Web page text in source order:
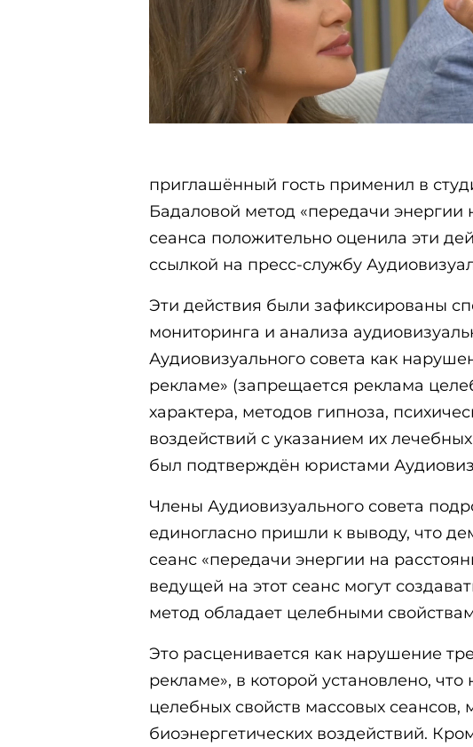
приглашённый гость применил в
Бадаловой метод «передачи энергии
сеанса положительно оценила эти
ссылкой на пресс-службу
Эти действия были зафиксированы
мониторинга и анализа
Аудиовизуального совета как
рекламе» (запрещается реклама
характера, методов гипноза,
воздействий с указанием их
был подтверждён юристами
Члены Аудиовизуального совета
единогласно пришли к выводу, что
сеанс «передачи энергии на
ведущей на этот сеанс могут
метод обладает целебными
Это расценивается как нарушение
рекламе», в которой установлено,
целебных свойств массовых сеансов,
биоэнергетических воздействий.